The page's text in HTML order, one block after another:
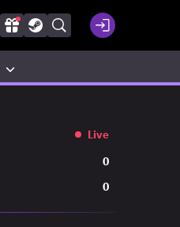
Live
0
0